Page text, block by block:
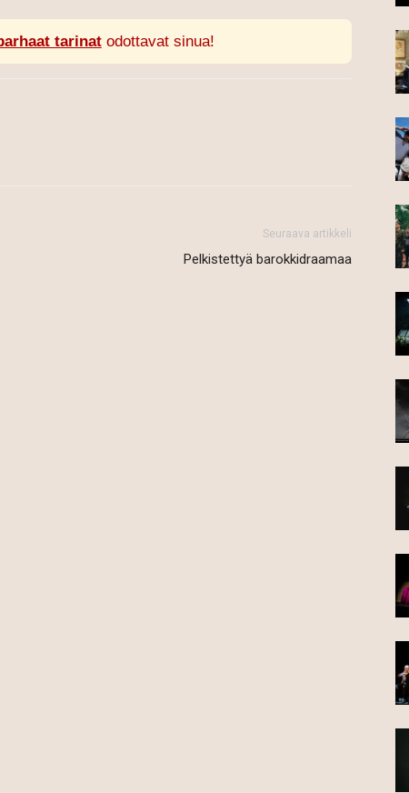
tarinatodottavat sinua!
Seuraava artikkeli
Pelkistettyä barokkidraamaa